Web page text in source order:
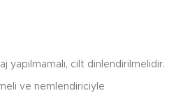
yapılmamalı, cilt dinlendirilmelidir.
ve nemlendiriciyle